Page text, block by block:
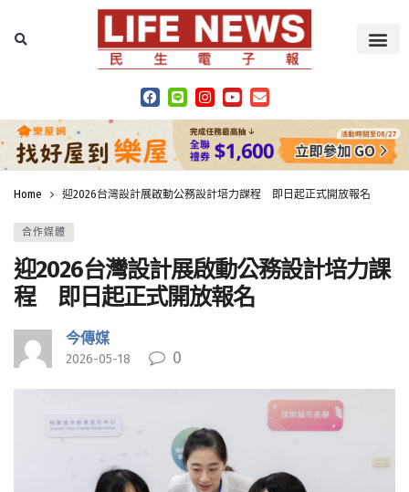
Home 迎2026台灣設計展啟動公務設計培力課程 即日起正式開放報名
合作媒體
迎2026台灣設計展啟動公務設計培力課
程 即日起正式開放報名
今傳媒
2026-05-18 0